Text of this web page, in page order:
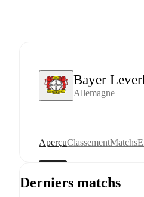
Bayer
Allemagne
AperçuClassementMatchs
Derniers matchs